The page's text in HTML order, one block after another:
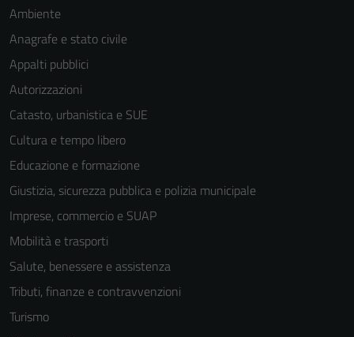
Ambiente
Anagrafe e stato civile
Appalti pubblici
Autorizzazioni
Catasto, urbanistica e SUE
Cultura e tempo libero
Educazione e formazione
Giustizia, sicurezza pubblica e polizia municipale
Imprese, commercio e SUAP
Mobilità e trasporti
Salute, benessere e assistenza
Tributi, finanze e contravvenzioni
Turismo